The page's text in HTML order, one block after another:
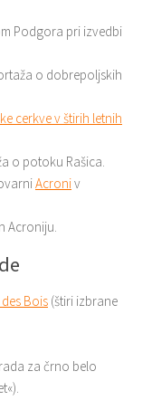
Podgora pri izvedbi
o dobrepoljskih
cerkve v štirih letnih
o potoku Rašica.
Acroniv
Acroniju.
Bois (štiri izbrane
za črno belo